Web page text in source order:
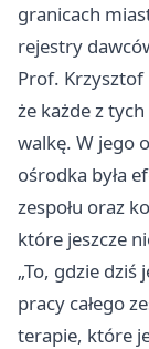
granicach
rejestry
Prof. Krzysztof
że każde z
walkę. W jego
ośrodka była
zespołu oraz
które jeszcze
„To, gdzie
pracy całego
terapie, które